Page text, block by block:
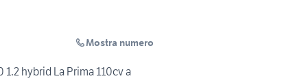
Mostra numero
1.2 hybrid La Prima 110cv a